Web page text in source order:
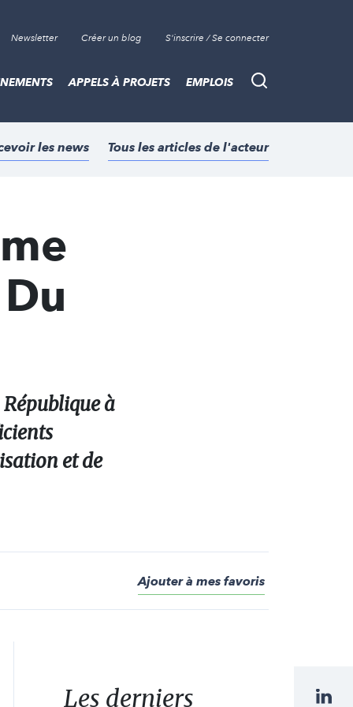
Newsletter Créer un blog S'inscrire / Se connecter
Recherche
APPELS À PROJETS EMPLOIS
les news Tous les articles de l'acteur
à
et de
Ajouter à mes favoris
Les derniers